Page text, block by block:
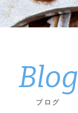
Blog
ブログ